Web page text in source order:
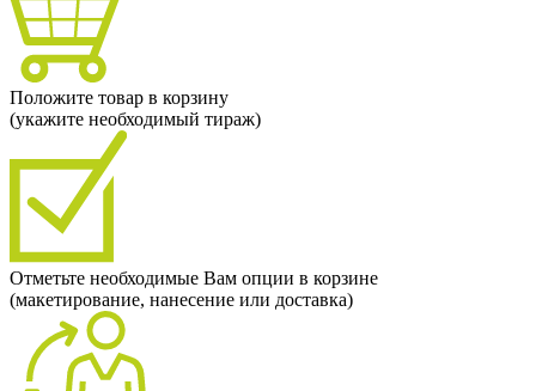
Положите товар в корзину
(укажите необходимый тираж)
Отметьте необходимые Вам опции в корзине
(макетирование, нанесение или доставка)